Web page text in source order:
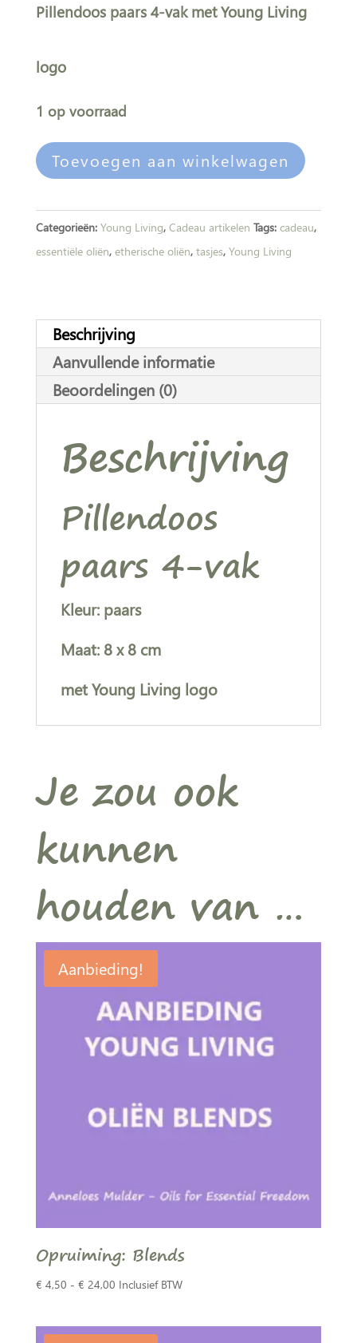
Pillendoos paars 4-vak met Young Living
logo
1 op voorraad
Pillendoos
paars
vak
aantal
Toevoegen aan winkelwagen
A
e
t
i
Categorieën: Young Living, Cadeau artikelen Tags: cadeau,
essentiële oliën, etherische oliën, tasjes, Young Living
Beschrijving
Aanvullende informatie
Beoordelingen (0)
Beschrijving
Pillendoos
paars 4-vak
Kleur: paars
Maat: 8 x 8 cm
met Young Living logo
Je zou ook
kunnen
houden van …
Aanbieding!
Opruiming: Blends
€ 4,50 - € 24,00Prijsklasse:
€ 24,00
Inclusief BTW